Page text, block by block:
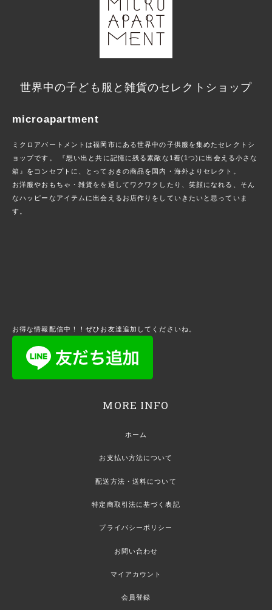
世界中の子ども服と雑貨のセレクトショップ
microapartment
ミクロアパートメントは福岡市にある世界中の子供服を集めたセレクトシ
ョップです。 『想い出と共に記憶に残る素敵な1着(1つ)に出会える小さな
箱』をコンセプトに、とっておきの商品を国内・海外よりセレクト。
お洋服やおもちゃ・雑貨をを通してワクワクしたり、笑顔になれる、そん
なハッピーなアイテムに出会えるお店作りをしていきたいと思っていま
す。
お得な情報配信中！！ぜひお友達追加してくださいね。
MORE INFO
ホーム
お支払い方法について
配送方法・送料について
特定商取引法に基づく表記
プライバシーポリシー
お問い合わせ
マイアカウント
会員登録